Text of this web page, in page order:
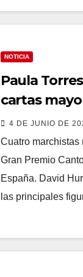
NOTICIA
Paula
cartas
Coruña
4 DE JUNIO DE
Cuatro marchistas
Gran Premio
España. David
las principales